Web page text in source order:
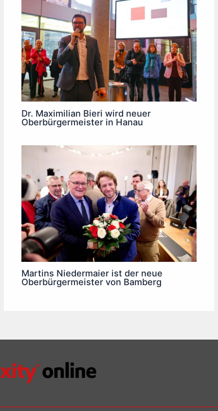
Dr. Maximilian Bieri wird neuer
Oberbürgermeister in Hanau
Martins Niedermaier ist der neue
Oberbürgermeister von Bamberg